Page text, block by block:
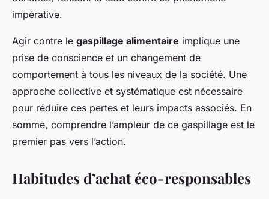
impérative.
Agir contre le gaspillage alimentaire implique une
prise de conscience et un changement de
comportement à tous les niveaux de la société. Une
approche collective et systématique est nécessaire
pour réduire ces pertes et leurs impacts associés. En
somme, comprendre l’ampleur de ce gaspillage est le
premier pas vers l’action.
Habitudes d’achat éco-responsables